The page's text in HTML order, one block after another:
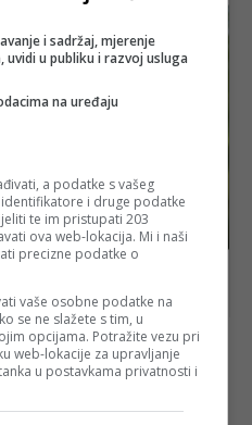
Amerike i Irana”
i sadržaj, mjerenje
uvidi u publiku i razvoj usluga
na uređaju
a podatke s vašeg
i druge podatke
te im pristupati 203
ova web-lokacija. Mi i naši
precizne podatke o
vaše osobne podatke na
se ne slažete s tim, u
opcijama. Potražite vezu pri
web-lokacije za upravljanje
u postavkama privatnosti i